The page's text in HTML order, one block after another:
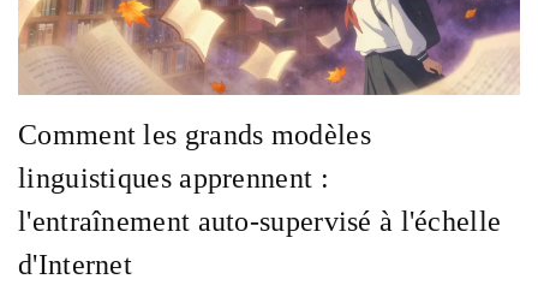
Comment les grands modèles
linguistiques apprennent :
l'entraînement auto-supervisé à l'échelle
d'Internet